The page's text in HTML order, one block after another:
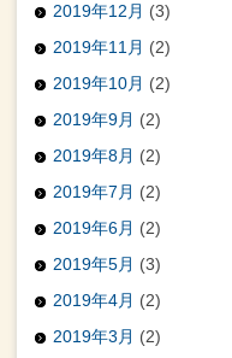
2019年12月 (3)
2019年11月 (2)
2019年10月 (2)
2019年9月 (2)
2019年8月 (2)
2019年7月 (2)
2019年6月 (2)
2019年5月 (3)
2019年4月 (2)
2019年3月 (2)